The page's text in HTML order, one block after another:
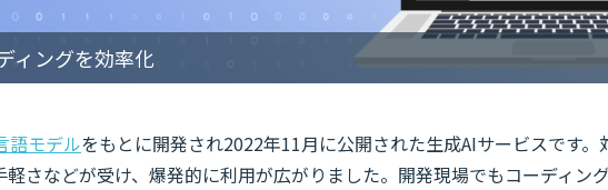
ィングを効率化
語モデルをもとに開発され2022年11月に公開された生成AIサービスです。
さなどが受け、爆発的に利用が広がりました。開発現場でもコーディン